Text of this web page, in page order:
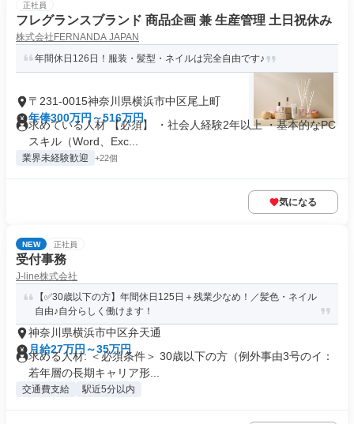
正社員
フレグランスブランド 商品企画 兼 生産管理 土日祝休み
株式会社FERNANDA JAPAN
年間休日126日！服装・髪型・ネイルは完全自由です♪
〒231-0015神奈川県横浜市中区尾上町
年俸300万円～516万円
求めている人材 【必須】 ・社会人経験2年以上 ・基本的なPC
スキル（Word、Exc...
業界未経験歓迎 +22個
気になる
NEW 正社員
受付事務
J-line株式会社
【✅30歳以下の方】年間休日125日＋残業少なめ！／髪色・ネイル
自由♪自分らしく働けます！
神奈川県横浜市中区弁天通
月給27万円～35万円
求める人材: ＜必須条件＞ 30歳以下の方（例外事由3号のイ：
若年層の長期キャリア形...
交通費支給 駅近5分以内